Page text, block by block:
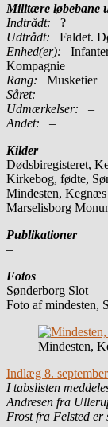
Militære løbebane
Indtrådt: ?
Udtrådt: Faldet.
Enhed(er):
Kompagnie
Rang:
Musketier
Såret: –
Udmærkelser: –
Andet: –
Kilder
Dødsbiregisteret,
Kirkebog, fødte,
Mindesten,
Marselisborg
Publikationer
–
Fotos
Sønderborg Slot
Foto af mindesten,
Mindesten,
Indlæg 8.
I tabslisten
Andresen fra
Frost fra Felsted er